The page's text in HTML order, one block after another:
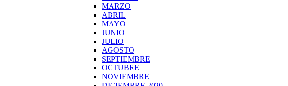
MARZO
ABRIL
MAYO
JUNIO
JULIO
AGOSTO
SEPTIEMBRE
OCTUBRE
NOVIEMBRE